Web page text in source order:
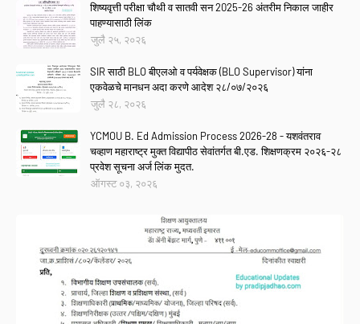
शिष्यवृत्ती परीक्षा चौथी व सातवी सन 2025-26 अंतरीम निकाल जाहीर
पाहण्यासाठी लिंक
जुलै २५, २०२६
SIR साठी BLO बीएलओ व पर्यवेक्षक (BLO Supervisor) यांना
एकवेळचे मानधन अदा करणे आदेश २८/०७/२०२६
जुलै २८, २०२६
YCMOU B. Ed Admission Process 2026-28 - यशवंतराव
चव्हाण महाराष्ट्र मुक्त विद्यापीठ सेवांतर्गत बी.एड. शिक्षणक्रम २०२६-२८
प्रवेश सूचना अर्ज लिंक मुदत.
ऑगस्ट ०३, २०२६